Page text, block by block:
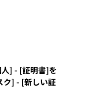
] - [証明書]を
ク] - [新しい証